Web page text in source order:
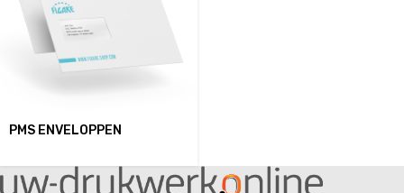
PMS ENVELOPPEN